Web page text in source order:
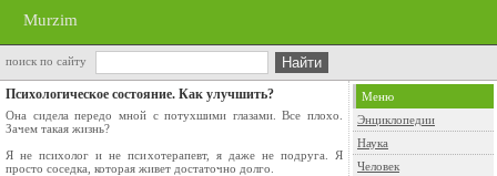
Murzim
поиск по сайту
Психологическое состояние. Как улучшить?
Она сидела передо мной с потухшими глазами. Все плохо.
Зачем такая жизнь?
Я не психолог и не психотерапевт, я даже не подруга. Я
просто соседка, которая живет достаточно долго.
Меню
Энциклопедии
Наука
Человек